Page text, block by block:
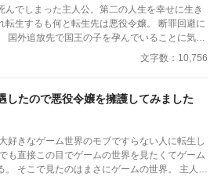
んでしまった主人公。第二の人生を幸せに生き
するも何と転生先は悪役令嬢。 断罪回避に
話完結です。 短編のくくりですが１００００
文字数：10,756
したので悪役令嬢を擁護してみました
主人公